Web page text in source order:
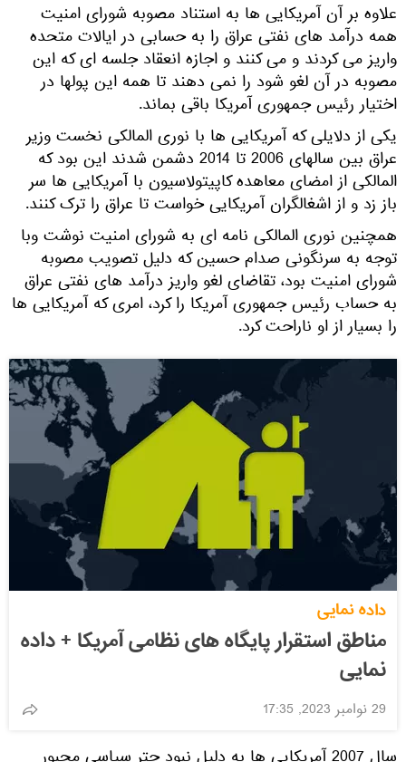
علاوه بر آن آمریکایی ها به استناد مصوبه شورای امنیت
همه درآمد های نفتی عراق را به حسابی در ایالات متحده
واریز می کردند و می کنند و اجازه انعقاد جلسه ای که این
مصوبه در آن لغو شود را نمی دهند تا همه این پولها در
اختیار رئیس جمهوری آمریکا باقی بماند.
یکی از دلایلی که آمریکایی ها با نوری المالکی نخست وزیر
عراق بین سالهای 2006 تا 2014 دشمن شدند این بود که
المالکی از امضای معاهده کاپیتولاسیون با آمریکایی ها سر
باز زد و از اشغالگران آمریکایی خواست تا عراق را ترک کنند.
همچنین نوری المالکی نامه ای به شورای امنیت نوشت وبا
توجه به سرنگونی صدام حسین که دلیل تصویب مصوبه
شورای امنیت بود، تقاضای لغو واریز درآمد های نفتی عراق
به حساب رئیس جمهوری آمریکا را کرد، امری که آمریکایی ها
را بسیار از او ناراحت کرد.
داده نمایی
مناطق استقرار پایگاه های نظامی آمریکا + داده
نمایی
29 نوامبر 2023, 17:35